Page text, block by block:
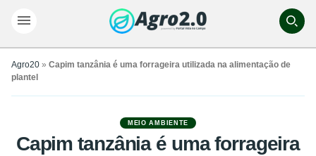
Agro20 » Capim tanzânia é uma forrageira utilizada na alimentação de
plantel
MEIO AMBIENTE
Capim tanzânia é uma forrageira